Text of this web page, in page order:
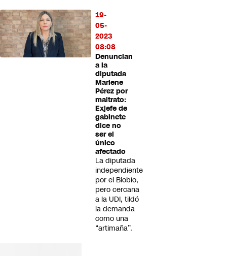
19-
05-
2023
08:08
Denuncian
a la
diputada
Marlene
Pérez por
maltrato:
Exjefe de
gabinete
dice no
ser el
único
afectado
La diputada
independiente
por el Biobío,
pero cercana
a la UDI, tildó
la demanda
como una
“artimaña”.